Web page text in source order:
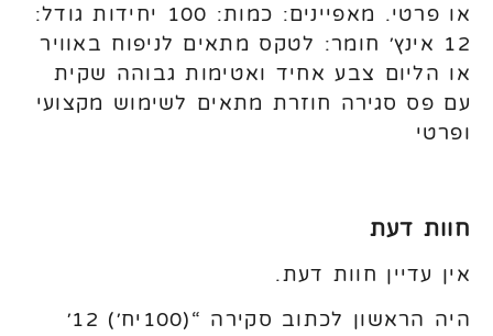
או פרטי. מאפיינים: כמות: 100 יחידות גודל:
12 אינץ׳ חומר: לטקס מתאים לניפוח באוויר
או הליום צבע אחיד ואטימות גבוהה שקית
עם פס סגירה חוזרת מתאים לשימוש מקצועי
ופרטי
חוות דעת
אין עדיין חוות דעת.
היה הראשון לכתוב סקירה “(100יח׳) 12׳